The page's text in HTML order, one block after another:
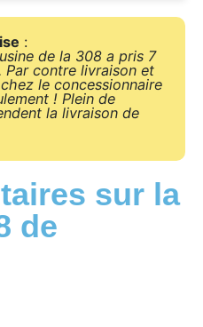
:
de la 308 a pris 7
Par contre livraison et
le concessionnaire
! Plein de
la livraison de
sur la
de